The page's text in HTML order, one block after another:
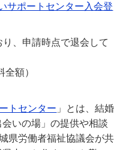
サポートセンター入会登
、申請時点で退会して
額）
トセンター 」とは、結婚
いの場」の提供や相談
県労働者福祉協議会が共